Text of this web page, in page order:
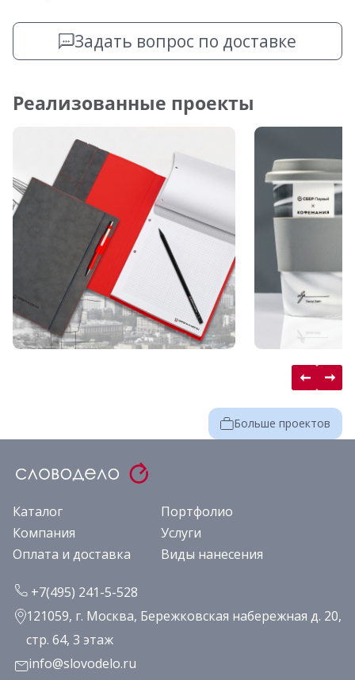
Задать вопрос по доставке
Реализованные проекты
Больше проектов
Каталог
Портфолио
Компания
Услуги
Оплата и доставка
Виды нанесения
+7(495) 241-5-528
121059, г. Москва, Бережковская набережная д. 20,
стр. 64, 3 этаж
info@slovodelo.ru